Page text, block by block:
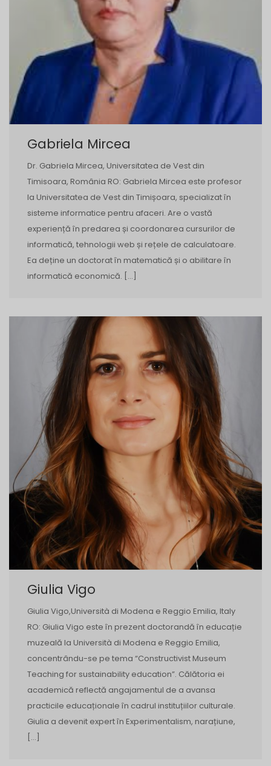
Gabriela Mircea
Dr. Gabriela Mircea, Universitatea de Vest din
Timisoara, România RO: Gabriela Mircea este profesor
la Universitatea de Vest din Timișoara, specializat în
sisteme informatice pentru afaceri. Are o vastă
experiență în predarea și coordonarea cursurilor de
informatică, tehnologii web și rețele de calculatoare.
Ea deține un doctorat în matematică și o abilitare în
informatică economică. […]
Giulia Vigo
Giulia Vigo,Università di Modena e Reggio Emilia, Italy
RO: Giulia Vigo este în prezent doctorandă în educație
muzeală la Università di Modena e Reggio Emilia,
concentrându-se pe tema “Constructivist Museum
Teaching for sustainability education”. Călătoria ei
academică reflectă angajamentul de a avansa
practicile educaționale în cadrul instituțiilor culturale.
Giulia a devenit expert în Experimentalism, narațiune,
[…]